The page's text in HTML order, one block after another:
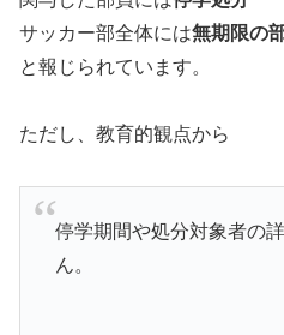
サッカー部全体には無期限の
と報じられています。
ただし、教育的観点から
停学期間や処分対象者の
ん。